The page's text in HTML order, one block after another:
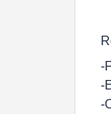
-
-
-